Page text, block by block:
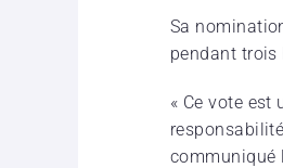
Sa
pendant trois
« Ce vote est
communiqué